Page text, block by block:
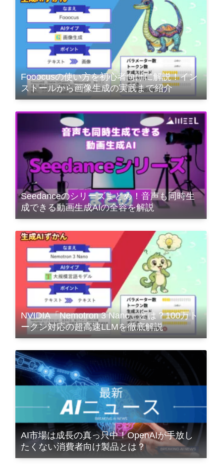
Fooocusの使い方を初心者向けに解説！イン
ストールから画像生成の実践まで紹介
Seedanceのシリーズまとめ！音声も同時生
成できる動画生成AIの全容を解説
NVIDIA「Nemotron 3 Nano」とは？100万ト
ークン対応の超高速LLMを徹底解説
AI市場は成長の真っ只中！OpenAIが手放し
たくない消費者向け製品とは？